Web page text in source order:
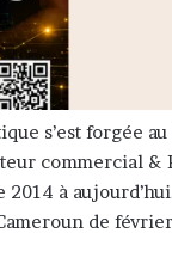
s’est forgée
commercial
2014 à
de